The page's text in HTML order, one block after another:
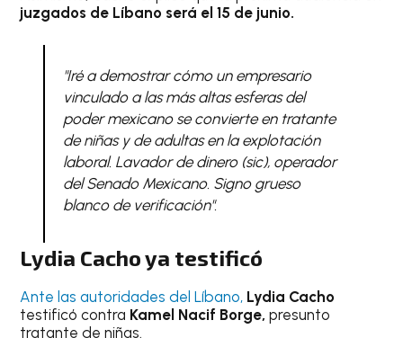
juzgados de Líbano será el 15 de junio.
"Iré a demostrar cómo un empresario
vinculado a las más altas esferas del
poder mexicano se convierte en tratante
de niñas y de adultas en la explotación
laboral. Lavador de dinero (sic), operador
del Senado Mexicano. Signo grueso
blanco de verificación".
Lydia Cacho ya testificó
Ante las autoridades del Líbano, Lydia Cacho
testificó contra Kamel Nacif Borge, presunto
tratante de niñas.